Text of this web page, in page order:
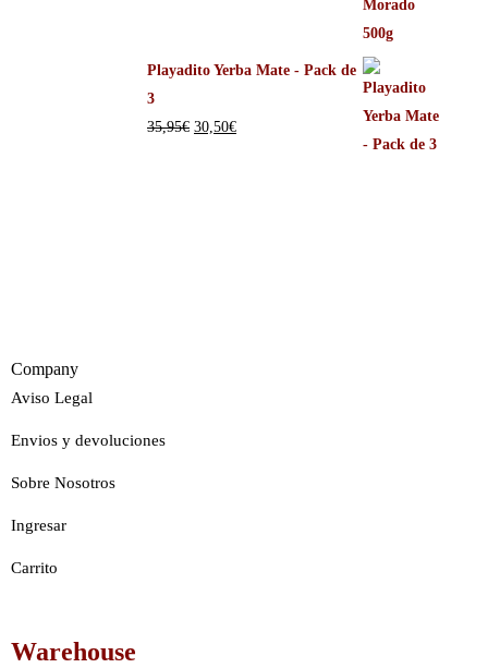
Playadito Yerba Mate - Pack de
3
35,95€ 30,50€
Company
Aviso Legal
Envios y devoluciones
Sobre Nosotros
Ingresar
Carrito
Warehouse